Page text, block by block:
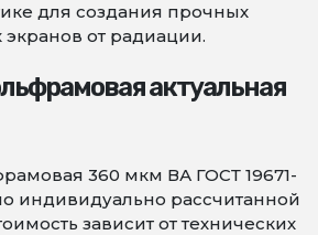
для создания прочных
от радиации.
актуальная
360 мкм ВА ГОСТ 19671-
индивидуально рассчитанной
зависит от технических